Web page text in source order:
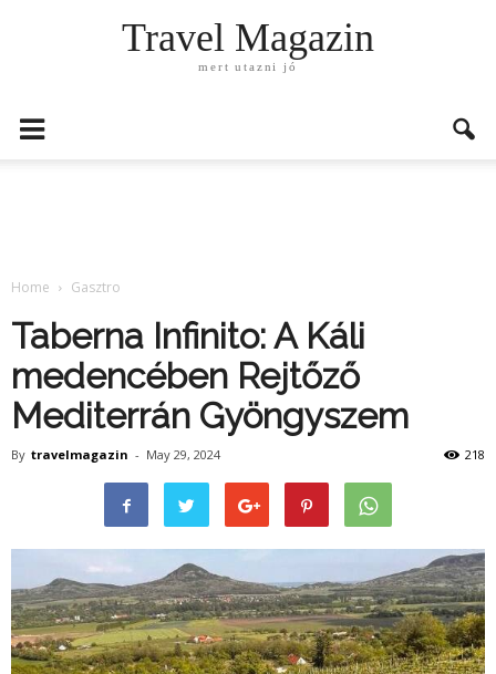
Travel Magazin
mert utazni jó
Home Gasztro
Taberna Infinito: A Káli
medencében Rejtőző
Mediterrán Gyöngyszem
By travelmagazin - May 29, 2024 218